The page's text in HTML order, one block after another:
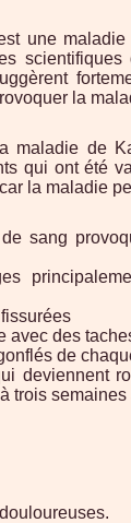
une
la
maladie de
qui ont été
la maladie
sang
avec des
de
deviennent
trois